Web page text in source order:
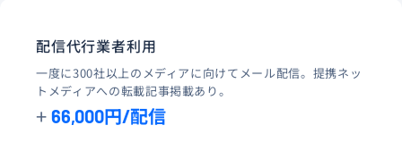
配信代行業者利用
一度に300社以上のメディアに向けてメール配信。提携ネッ
トメディアへの転載記事掲載あり。
+ 66,000円/配信